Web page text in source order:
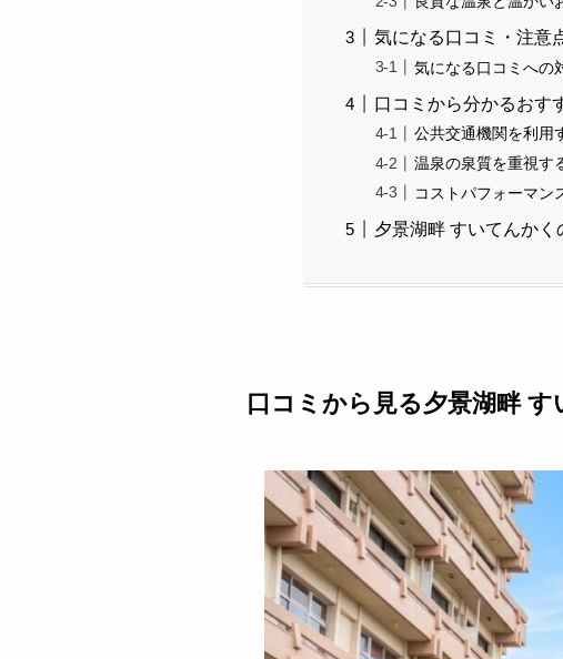
気になる口コミ・注意
気になる口コミへの
口コミから分かるおす
公共交通機関を利用
温泉の泉質を重視す
コストパフォーマン
夕景湖畔 すいてんかく
口コミから見る夕景湖畔 す